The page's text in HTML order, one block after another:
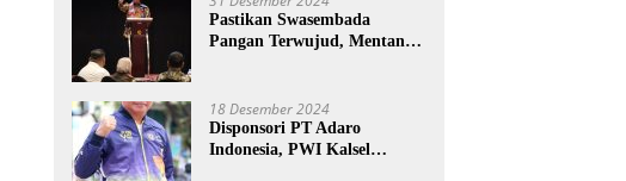
Pastikan Swasembada
Pangan Terwujud, Mentan
18 Desember 2024
Disponsori PT Adaro
Indonesia, PWI Kalsel